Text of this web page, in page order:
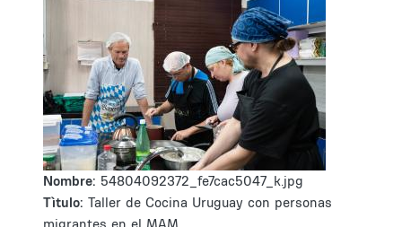
Nombre: 54804092372_fe7cac5047_k.jpg
Tìtulo: Taller de Cocina Uruguay con personas